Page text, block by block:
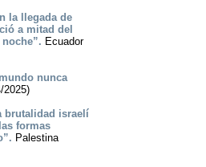
la llegada de
a mitad del
Ecuador
nunca
2025)
brutalidad israelí
formas
Palestina